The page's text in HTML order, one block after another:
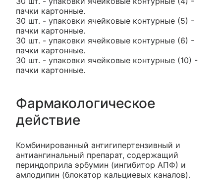
пачки картонные.
30 шт. - упаковки ячейковые контурные (5) -
пачки картонные.
30 шт. - упаковки ячейковые контурные (6) -
пачки картонные.
30 шт. - упаковки ячейковые контурные (10) -
пачки картонные.
Фармакологическое
действие
Комбинированный антигипертензивный и
антиангинальный препарат, содержащий
периндоприла эрбумин (ингибитор АПФ) и
амлодипин (блокатор кальциевых каналов).